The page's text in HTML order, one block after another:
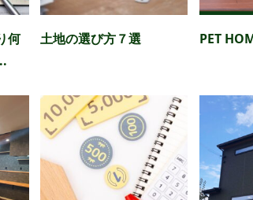
何
土地の選び方７選 PET